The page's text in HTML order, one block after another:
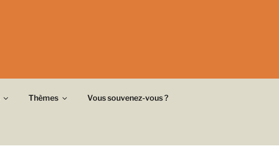
Thèmes Vous souvenez-vous ?